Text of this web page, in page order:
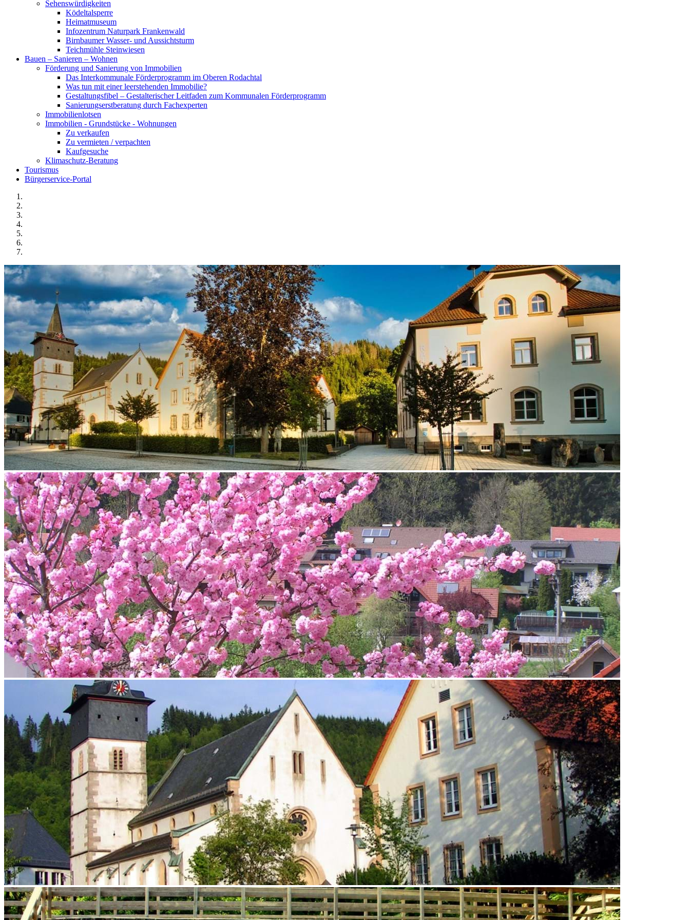
Sehenswürdigkeiten
Ködeltalsperre
Heimatmuseum
Infozentrum Naturpark Frankenwald
Birnbaumer Wasser- und Aussichtsturm
Teichmühle Steinwiesen
Bauen – Sanieren – Wohnen
Förderung und Sanierung von Immobilien
Das Interkommunale Förderprogramm im Oberen Rodachtal
Was tun mit einer leerstehenden Immobilie?
Gestaltungsfibel – Gestalterischer Leitfaden zum Kommunalen Förderprogramm
Sanierungserstberatung durch Fachexperten
Immobilienlotsen
Immobilien - Grundstücke - Wohnungen
Zu verkaufen
Zu vermieten / verpachten
Kaufgesuche
Klimaschutz-Beratung
Tourismus
Bürgerservice-Portal